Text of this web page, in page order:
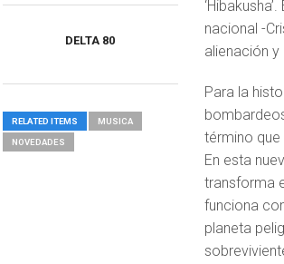
nacional -
alienación
Para la
término que
En esta
transforma
funciona
planeta
DELTA 80
RELATED ITEMS MUSICA
NOVEDADES